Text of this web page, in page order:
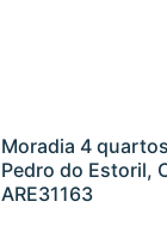
Moradia 4
Pedro do Estoril,
ARE31163